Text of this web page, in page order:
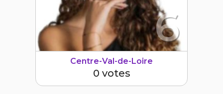
6
Centre-Val-de-Loire
0 votes